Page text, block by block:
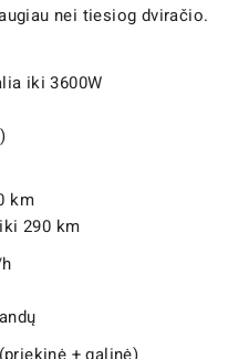
nei tiesiog dviračio.
iki 3600W
km
iki 290 km